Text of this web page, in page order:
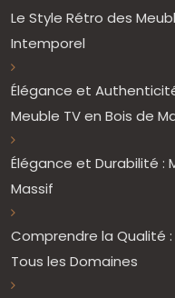
Le Style Rétro des
Intemporel
Élégance et
Meuble TV en Bois de
Élégance et Durabilité :
Massif
Comprendre la Qualité
Tous les Domaines